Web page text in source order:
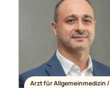
Arzt für Allgemeinmedizin /